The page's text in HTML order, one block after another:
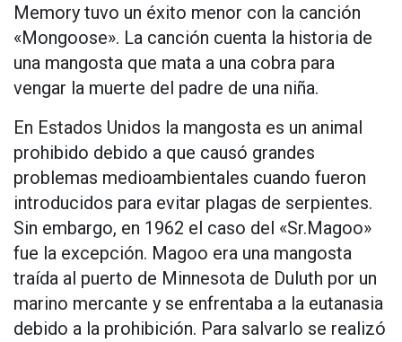
Memory tuvo un éxito menor con la canción
«Mongoose». La canción cuenta la historia de
una mangosta que mata a una cobra para
vengar la muerte del padre de una niña.
En Estados Unidos la mangosta es un animal
prohibido debido a que causó grandes
problemas medioambientales cuando fueron
introducidos para evitar plagas de serpientes.
Sin embargo, en 1962 el caso del «Sr.Magoo»
fue la excepción. Magoo era una mangosta
traída al puerto de Minnesota de Duluth por un
marino mercante y se enfrentaba a la eutanasia
debido a la prohibición. Para salvarlo se realizó